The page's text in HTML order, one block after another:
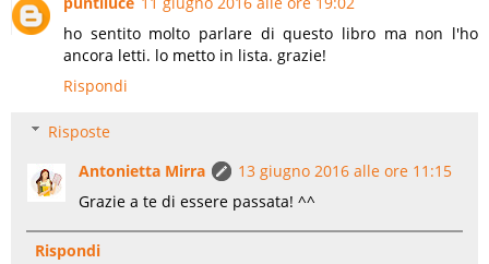
ho sentito molto parlare di questo libro ma non l'ho
ancora letti. lo metto in lista. grazie!
Rispondi
Risposte
Antonietta Mirra
13 giugno 2016 alle ore 11:15
Grazie a te di essere passata! ^^
Rispondi